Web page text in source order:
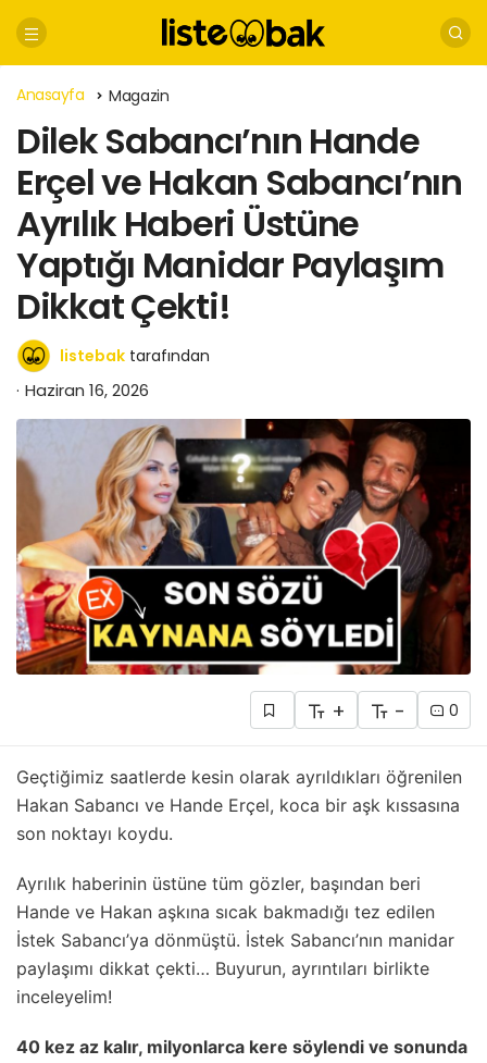
Anasayfa Magazin
Dilek Sabancı’nın Hande
Erçel ve Hakan Sabancı’nın
Ayrılık Haberi Üstüne
Yaptığı Manidar Paylaşım
Dikkat Çekti!
listebak tarafından
Haziran 16, 2026
+ - 0
Geçtiğimiz saatlerde kesin olarak ayrıldıkları öğrenilen
Hakan Sabancı ve Hande Erçel, koca bir aşk kıssasına
son noktayı koydu.
Ayrılık haberinin üstüne tüm gözler, başından beri
Hande ve Hakan aşkına sıcak bakmadığı tez edilen
İstek Sabancı’ya dönmüştü. İstek Sabancı’nın manidar
paylaşımı dikkat çekti… Buyurun, ayrıntıları birlikte
inceleyelim!
40 kez az kalır, milyonlarca kere söylendi ve sonunda